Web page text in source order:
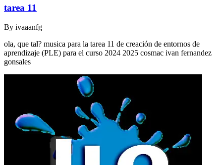
tarea 11
By ivaaanfg
ola, que tal? musica para la tarea 11 de creación de entornos de
aprendizaje (PLE) para el curso 2024 2025 cosmac ivan fernandez
gonsales